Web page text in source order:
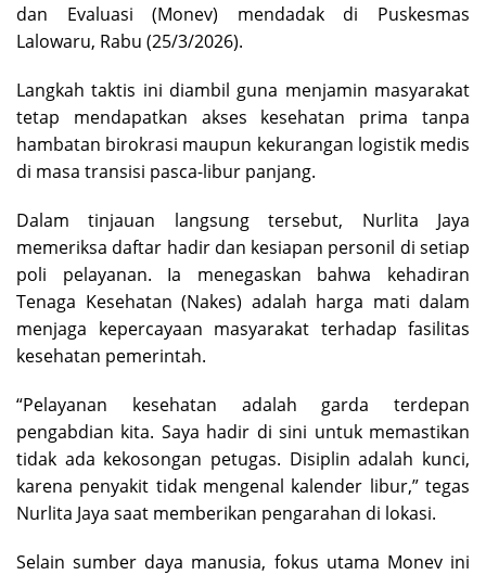
dan Evaluasi (Monev) mendadak di Puskesmas
Lalowaru, Rabu (25/3/2026).
Langkah taktis ini diambil guna menjamin masyarakat
tetap mendapatkan akses kesehatan prima tanpa
hambatan birokrasi maupun kekurangan logistik medis
di masa transisi pasca-libur panjang.
Dalam tinjauan langsung tersebut, Nurlita Jaya
memeriksa daftar hadir dan kesiapan personil di setiap
poli pelayanan. Ia menegaskan bahwa kehadiran
Tenaga Kesehatan (Nakes) adalah harga mati dalam
menjaga kepercayaan masyarakat terhadap fasilitas
kesehatan pemerintah.
“Pelayanan kesehatan adalah garda terdepan
pengabdian kita. Saya hadir di sini untuk memastikan
tidak ada kekosongan petugas. Disiplin adalah kunci,
karena penyakit tidak mengenal kalender libur,” tegas
Nurlita Jaya saat memberikan pengarahan di lokasi.
Selain sumber daya manusia, fokus utama Monev ini